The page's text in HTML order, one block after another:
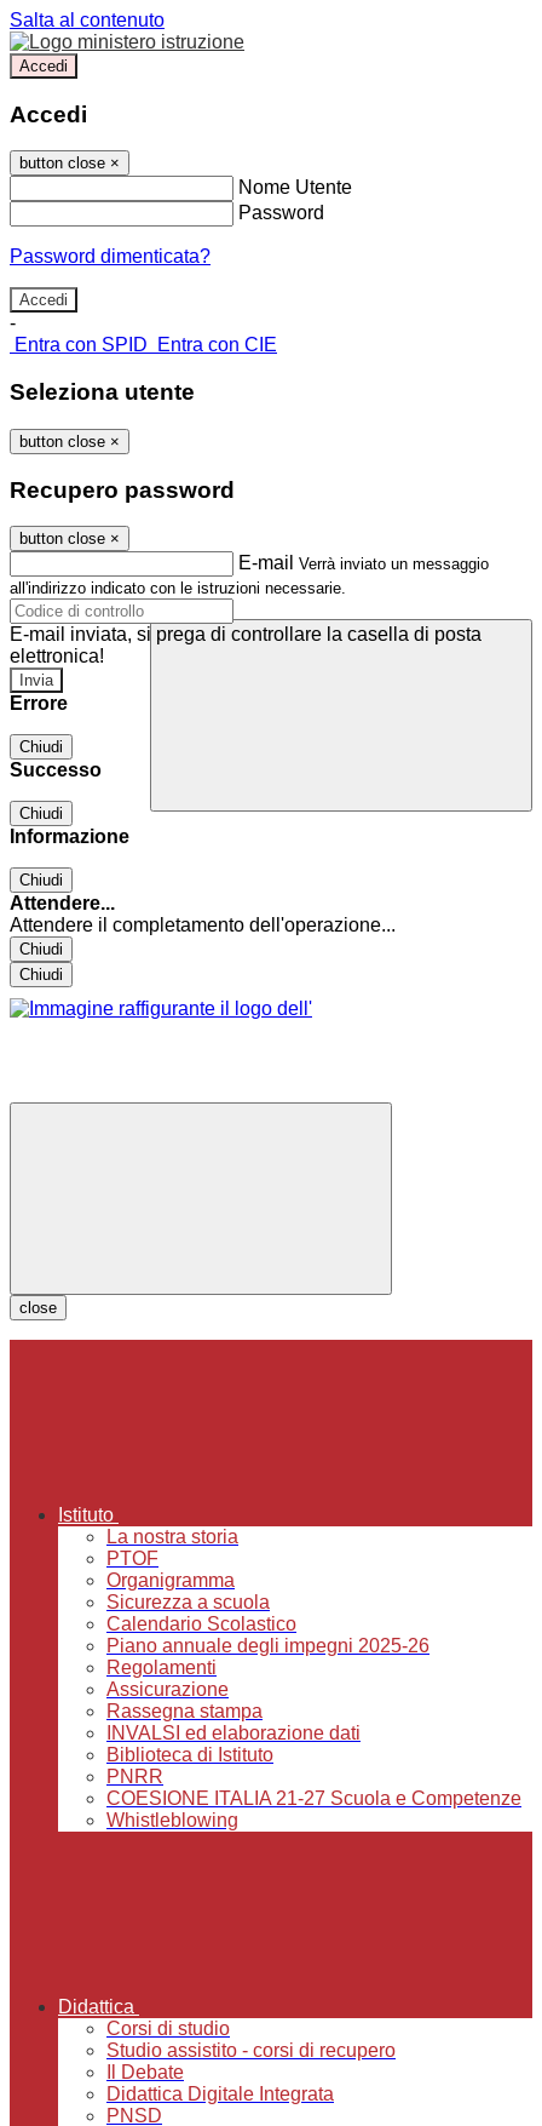
Salta al contenuto
Accedi
Accedi
button close ×
Nome Utente
Password
Password dimenticata?
-
Entra con SPID
Entra con CIE
Seleziona utente
button close ×
Recupero password
button close ×
E-mail Verrà inviato un messaggio
all'indirizzo indicato con le istruzioni necessarie.
E-mail inviata, si prega di controllare la casella di posta
elettronica!
Errore
Chiudi
Successo
Chiudi
Informazione
Chiudi
Attendere...
Attendere il completamento dell'operazione...
Chiudi
Chiudi
close
Istituto
La nostra storia
PTOF
Organigramma
Sicurezza a scuola
Calendario Scolastico
Piano annuale degli impegni 2025-26
Regolamenti
Assicurazione
Rassegna stampa
INVALSI ed elaborazione dati
Biblioteca di Istituto
PNRR
COESIONE ITALIA 21-27 Scuola e Competenze
Whistleblowing
Didattica
Corsi di studio
Studio assistito - corsi di recupero
Il Debate
Didattica Digitale Integrata
PNSD